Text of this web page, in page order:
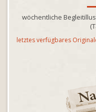
wöchentliche
letztes verfügbares